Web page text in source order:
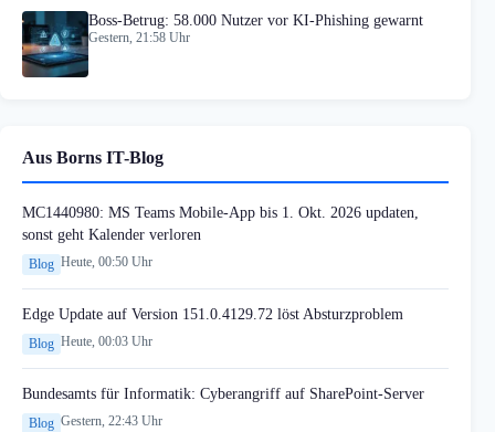
Boss-Betrug: 58.000 Nutzer vor KI-Phishing gewarnt
Gestern, 21:58 Uhr
Aus Borns IT-Blog
MC1440980: MS Teams Mobile-App bis 1. Okt. 2026 updaten,
sonst geht Kalender verloren
Blog Heute, 00:50 Uhr
Edge Update auf Version 151.0.4129.72 löst Absturzproblem
Blog Heute, 00:03 Uhr
Bundesamts für Informatik: Cyberangriff auf SharePoint-Server
Blog Gestern, 22:43 Uhr